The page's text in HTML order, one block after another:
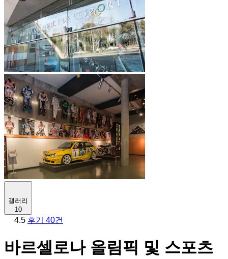
갤러리
10
4.5 후기 40건
바르셀로나 올림픽 및 스포츠